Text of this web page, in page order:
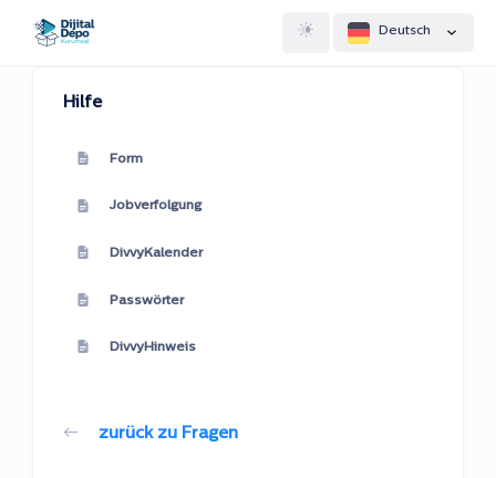
Deutsch
Hilfe
Form
Jobverfolgung
DivvyKalender
Passwörter
DivvyHinweis
zurück zu Fragen